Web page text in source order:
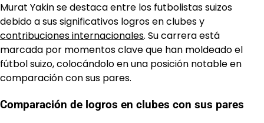
Murat Yakin se destaca entre los futbolistas suizos
debido a sus significativos logros en clubes y
contribuciones internacionales. Su carrera está
marcada por momentos clave que han moldeado el
fútbol suizo, colocándolo en una posición notable en
comparación con sus pares.
Comparación de logros en clubes con sus pares